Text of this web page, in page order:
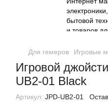
Для гемеров Игровые
Игровой
UB2-01 Black
Артикул: JPD-UB2-01